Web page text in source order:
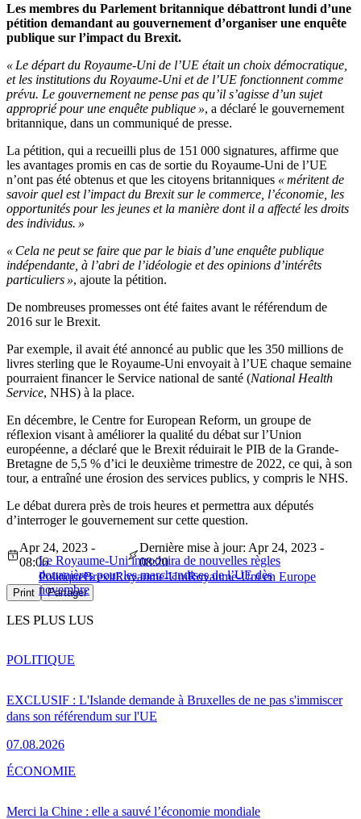
Les membres du Parlement britannique débattront lundi d’une
pétition demandant au gouvernement d’organiser une enquête
publique sur l’impact du Brexit.
« Le départ du Royaume-Uni de l’UE était un choix démocratique,
et les institutions du Royaume-Uni et de l’UE fonctionnent comme
prévu. Le gouvernement ne pense pas qu’il s’agisse d’un sujet
approprié pour une enquête publique », a déclaré le gouvernement
britannique, dans un communiqué de presse.
La pétition, qui a recueilli plus de 151 000 signatures, affirme que
les avantages promis en cas de sortie du Royaume-Uni de l’UE
n’ont pas été obtenus et que les citoyens britanniques « méritent de
savoir quel est l’impact du Brexit sur le commerce, l’économie, les
opportunités pour les jeunes et la manière dont il a affecté les droits
des individus. »
« Cela ne peut se faire que par le biais d’une enquête publique
indépendante, à l’abri de l’idéologie et des opinions d’intérêts
particuliers », ajoute la pétition.
De nombreuses promesses ont été faites avant le référendum de
2016 sur le Brexit.
Par exemple, il avait été annoncé au public que les 350 millions de
livres sterling que le Royaume-Uni envoyait à l’UE chaque semaine
pourraient financer le Service national de santé (National Health
Service, NHS) à la place.
En décembre, le Centre for European Reform, un groupe de
réflexion visant à améliorer la qualité du débat sur l’Union
européenne, a déclaré que le Brexit réduirait le PIB de la Grande-
Bretagne de 5,5 % d’ici le deuxième trimestre de 2022, ce qui, à son
tour, a entraîné une érosion des services publics, y compris le NHS.
Le débat durera près de trois heures et permettra aux députés
d’interroger le gouvernement sur cette question.
Le Royaume-Uni introduira de nouvelles règles
douanières pour les marchandises de l’UE dès
novembre
Apr 24, 2023 -
08:06
Dernière mise à jour: Apr 24, 2023 -
08:20
PolitiqueBrexitRoyaume-UniRoyaume-Uni en Europe
Print Partager
LES PLUS LUS
EXCLUSIF : L'Islande demande à Bruxelles de ne pas s'immiscer
dans son référendum sur l'UE
07.08.2026
POLITIQUE
Merci la Chine : elle a sauvé l’économie mondiale
ÉCONOMIE